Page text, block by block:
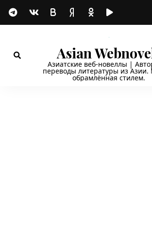
Asian
Азиатские веб-новеллы |
переводы литературы из
обрамлённая стилем.